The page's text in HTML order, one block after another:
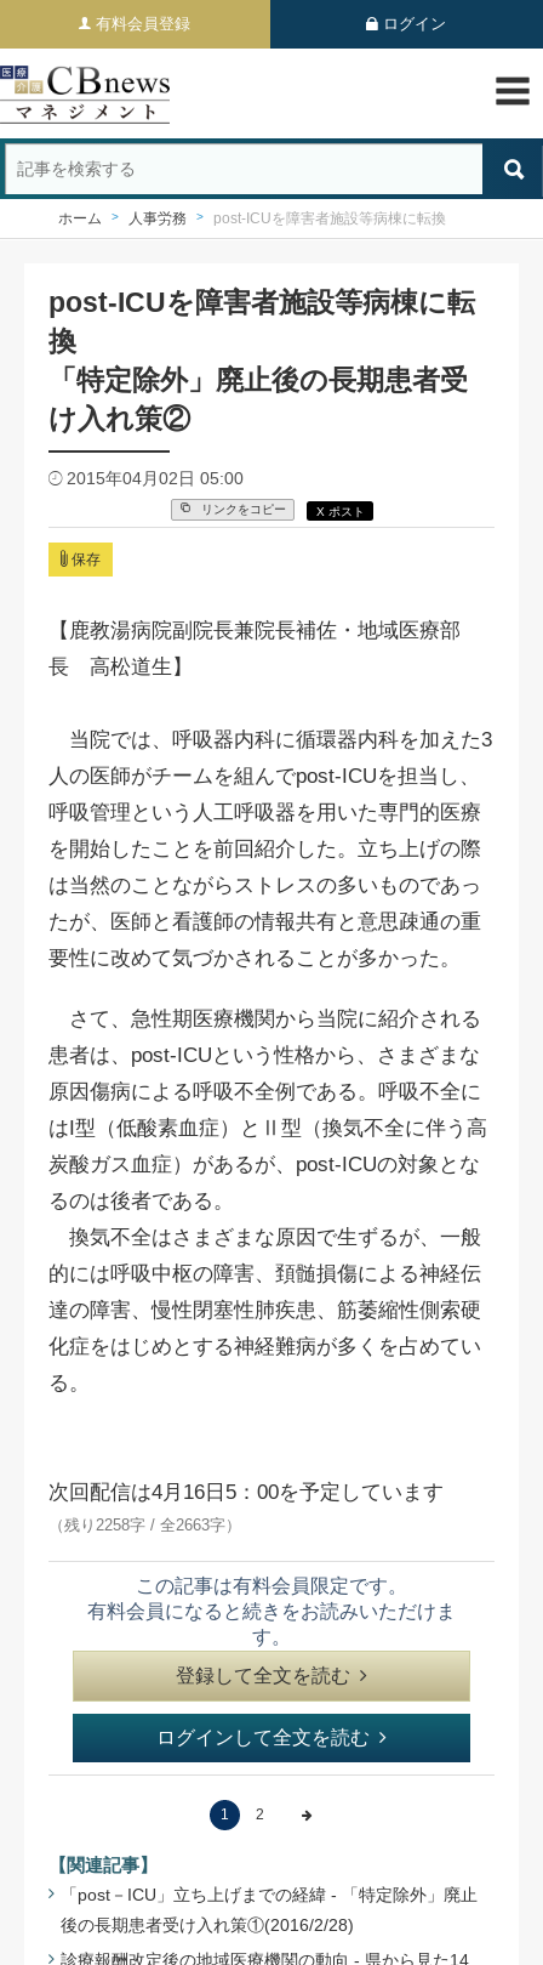
有料会員登録 ログイン
ホーム 人事労務 post-ICUを障害者施設等病棟に転換
post-ICUを障害者施設等病棟に転
換
「特定除外」廃止後の長期患者受
け入れ策②
2015年04月02日 05:00
リンクをコピー X ポスト
保存
【鹿教湯病院副院長兼院長補佐・地域医療部
長 高松道生】
当院では、呼吸器内科に循環器内科を加えた3
人の医師がチームを組んでpost-ICUを担当し、
呼吸管理という人工呼吸器を用いた専門的医療
を開始したことを前回紹介した。立ち上げの際
は当然のことながらストレスの多いものであっ
たが、医師と看護師の情報共有と意思疎通の重
要性に改めて気づかされることが多かった。
さて、急性期医療機関から当院に紹介される
患者は、post-ICUという性格から、さまざまな
原因傷病による呼吸不全例である。呼吸不全に
はI型（低酸素血症）とⅡ型（換気不全に伴う高
炭酸ガス血症）があるが、post-ICUの対象とな
るのは後者である。
換気不全はさまざまな原因で生ずるが、一般
的には呼吸中枢の障害、頚髄損傷による神経伝
達の障害、慢性閉塞性肺疾患、筋萎縮性側索硬
化症をはじめとする神経難病が多くを占めてい
る。
次回配信は4月16日5：00を予定しています
（残り2258字 / 全2663字）
この記事は有料会員限定です。
有料会員になると続きをお読みいただけま
す。
登録して全文を読む
ログインして全文を読む
1 2
【関連記事】
「post－ICU」立ち上げまでの経緯 - 「特定除外」廃止
後の長期患者受け入れ策①(2016/2/28)
診療報酬改定後の地域医療機関の動向 - 県から見た14